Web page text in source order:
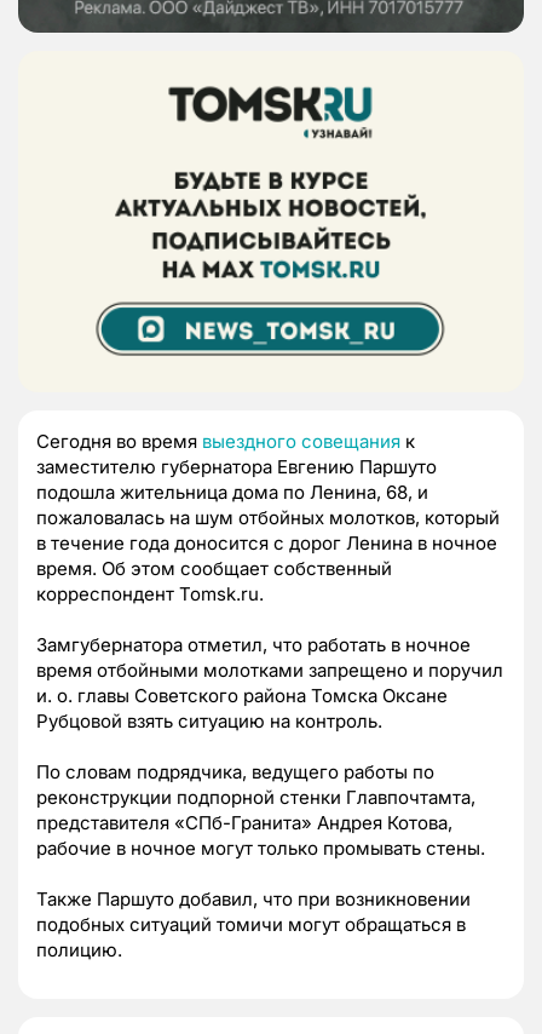
Сегодня во время выездного совещания к
заместителю губернатора Евгению Паршуто
подошла жительница дома по Ленина, 68, и
пожаловалась на шум отбойных молотков, который
в течение года доносится с дорог Ленина в ночное
время. Об этом сообщает собственный
корреспондент Tomsk.ru.
Замгубернатора отметил, что работать в ночное
время отбойными молотками запрещено и поручил
и. о. главы Советского района Томска Оксане
Рубцовой взять ситуацию на контроль.
По словам подрядчика, ведущего работы по
реконструкции подпорной стенки Главпочтамта,
представителя «СПб-Гранита» Андрея Котова,
рабочие в ночное могут только промывать стены.
Также Паршуто добавил, что при возникновении
подобных ситуаций томичи могут обращаться в
полицию.